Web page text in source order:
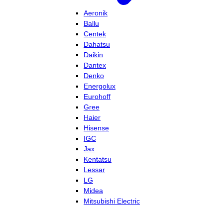
Aeronik
Ballu
Centek
Dahatsu
Daikin
Dantex
Denko
Energolux
Eurohoff
Gree
Haier
Hisense
IGC
Jax
Kentatsu
Lessar
LG
Midea
Mitsubishi Electric